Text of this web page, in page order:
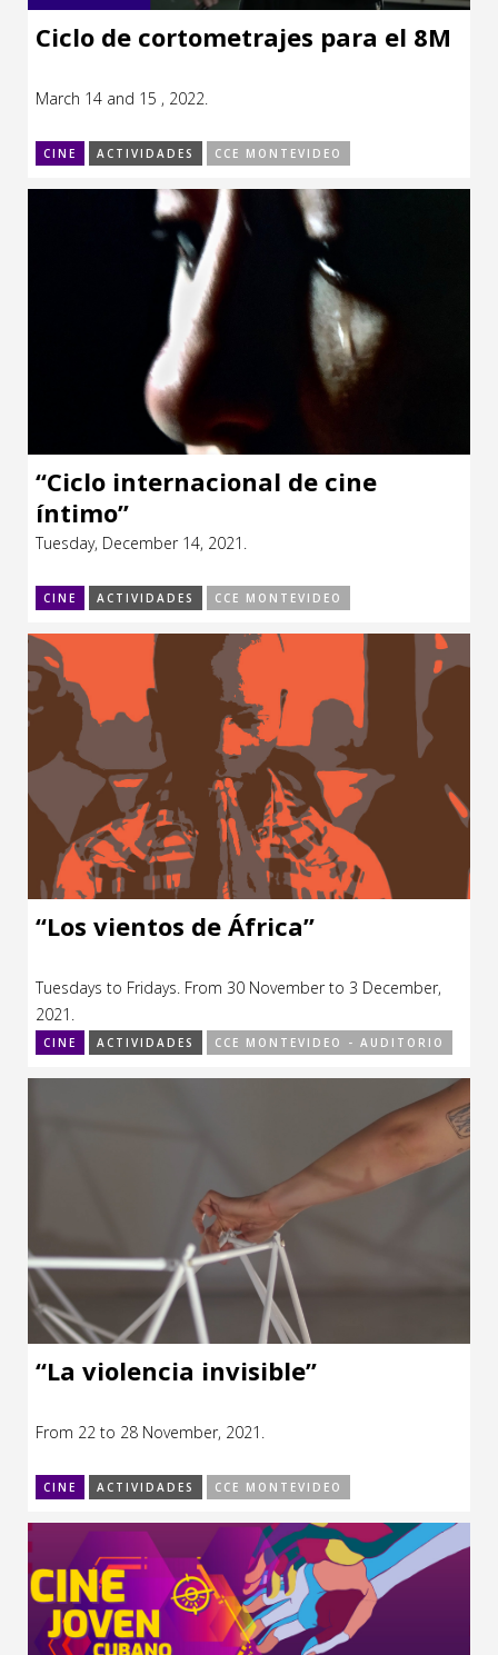
Ciclo de cortometrajes para el 8M
March 14 and 15 , 2022.
CINE ACTIVIDADES CCE MONTEVIDEO
“Ciclo internacional de cine
íntimo”
Tuesday, December 14, 2021.
CINE ACTIVIDADES CCE MONTEVIDEO
“Los vientos de África”
Tuesdays to Fridays. From 30 November to 3 December,
2021.
CINE ACTIVIDADES CCE MONTEVIDEO - AUDITORIO
“La violencia invisible”
From 22 to 28 November, 2021.
CINE ACTIVIDADES CCE MONTEVIDEO